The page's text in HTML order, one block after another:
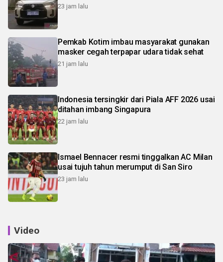
23 jam lalu
Pemkab Kotim imbau masyarakat gunakan
masker cegah terpapar udara tidak sehat
21 jam lalu
Indonesia tersingkir dari Piala AFF 2026 usai
ditahan imbang Singapura
22 jam lalu
Ismael Bennacer resmi tinggalkan AC Milan
usai tujuh tahun merumput di San Siro
23 jam lalu
Video